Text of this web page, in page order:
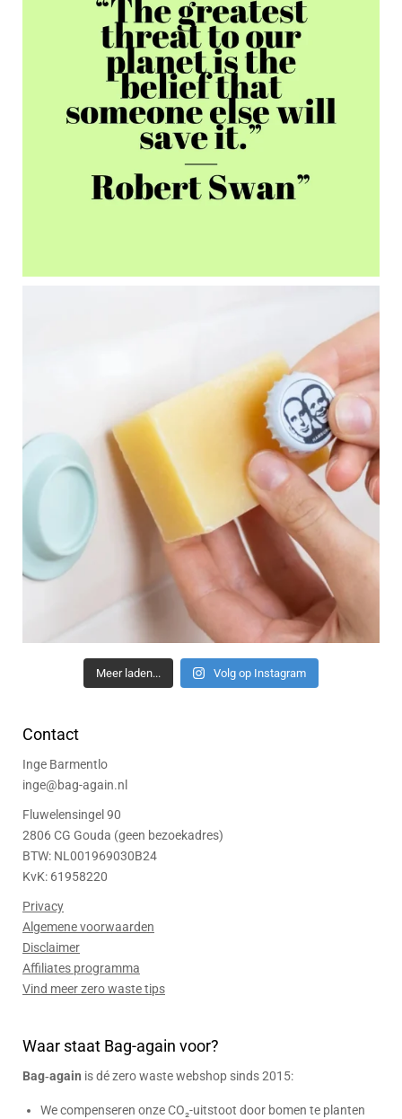
Meer laden... Volg op Instagram
Contact
Inge Barmentlo
inge@bag-again.nl
Fluwelensingel 90
2806 CG Gouda (geen bezoekadres)
BTW: NL001969030B24
KvK: 61958220
Privacy
Algemene voorwaarden
Disclaimer
Affiliates programma
Vind meer zero waste tips
Waar staat Bag-again voor?
Bag‑again is dé zero waste webshop sinds 2015:
We compenseren onze CO₂-uitstoot door bomen te planten